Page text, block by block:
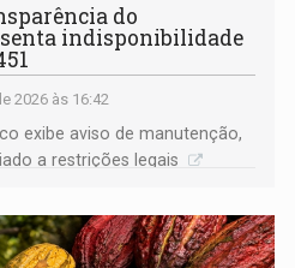
do
indisponibilidade
2026 às 16:42
exibe aviso de manutenção,
a restrições legais